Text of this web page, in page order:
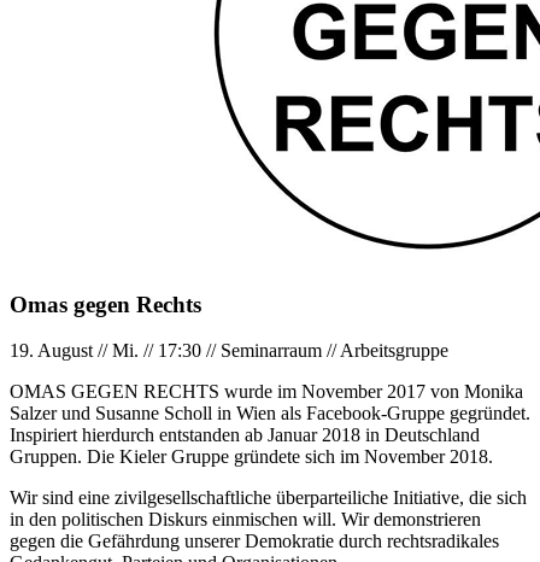
Omas gegen Rechts
19. August//Mi. // 17:30 // Seminarraum //Arbeitsgruppe
OMAS GEGEN RECHTS wurde im November 2017 von Monika
Salzer und Susanne Scholl in Wien als Facebook-Gruppe gegründet.
Inspiriert hierdurch entstanden ab Januar 2018 in Deutschland
Gruppen. Die Kieler Gruppe gründete sich im November 2018.
Wir sind eine zivilgesellschaftliche überparteiliche Initiative, die sich
in den politischen Diskurs einmischen will. Wir demonstrieren
gegen die Gefährdung unserer Demokratie durch rechtsradikales